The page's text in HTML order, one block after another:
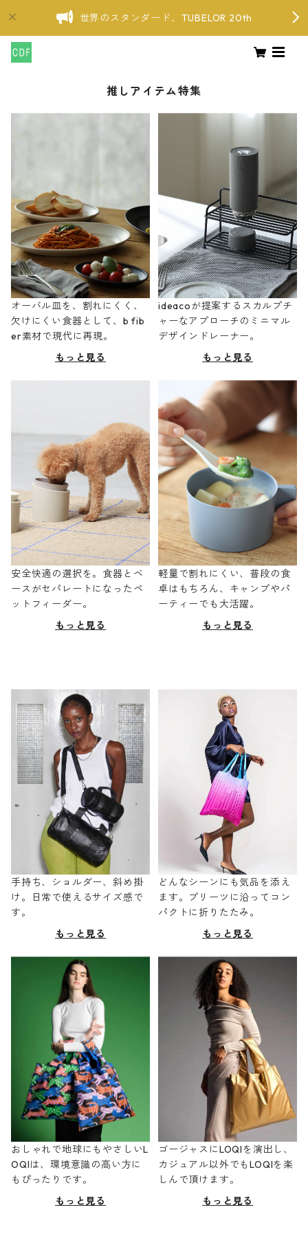
世界のスタンダード、TUBELOR 20th
推しアイテム特集
オーバル皿を、割れにくく、
欠けにくい食器として、b fib
er素材で現代に再現。
もっと見る
ideacoが提案するスカルプチ
ャーなアプローチのミニマル
デザインドレーナー。
もっと見る
安全快適の選択を。食器とベ
ースがセパレートになったペ
ットフィーダー。
もっと見る
軽量で割れにくい、普段の食
卓はもちろん、キャンプやパ
ーティーでも大活躍。
もっと見る
手持ち、ショルダー、斜め掛
け。日常で使えるサイズ感で
す。
もっと見る
どんなシーンにも気品を添え
ます。プリーツに沿ってコン
パクトに折りたたみ。
もっと見る
おしゃれで地球にもやさしいL
OQIは、環境意識の高い方に
もぴったりです。
もっと見る
ゴージャスにLOQIを演出し、
カジュアル以外でもLOQIを楽
しんで頂けます。
もっと見る